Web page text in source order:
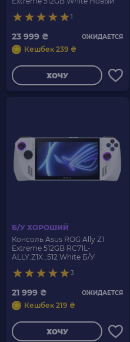
1
23 999 ₴ ОЖИДАЕТСЯ
Кешбек 239 ₴
ХОЧУ
Б/У ХОРОШИЙ
Консоль Asus ROG Ally Z1
Extreme 512GB RC71L-
ALLY.Z1X_512 White Б/У
3
21 999 ₴ ОЖИДАЕТСЯ
Кешбек 219 ₴
ХОЧУ